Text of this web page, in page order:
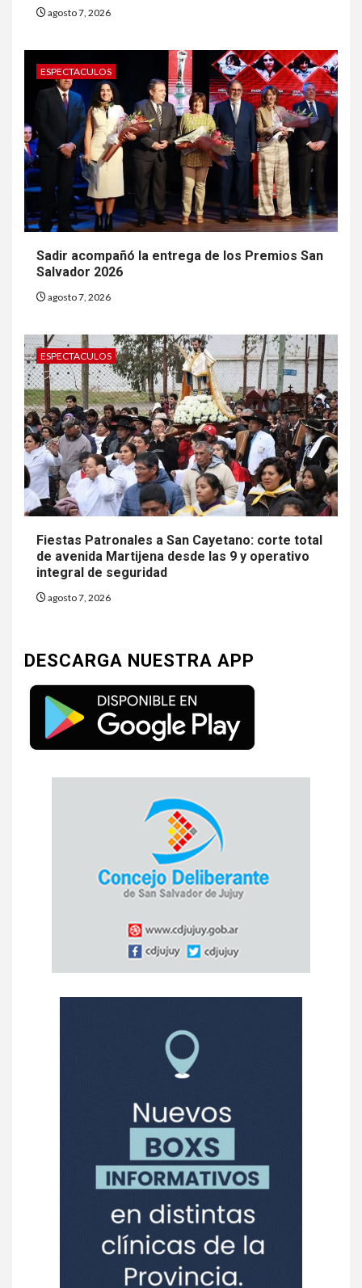
agosto 7, 2026
ESPECTACULOS
Sadir acompañó la entrega de los Premios San
Salvador 2026
agosto 7, 2026
ESPECTACULOS
Fiestas Patronales a San Cayetano: corte total
de avenida Martijena desde las 9 y operativo
integral de seguridad
agosto 7, 2026
DESCARGA NUESTRA APP